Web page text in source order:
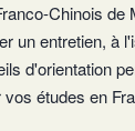
Chinois de
un entretien, à
d'orientation
études en